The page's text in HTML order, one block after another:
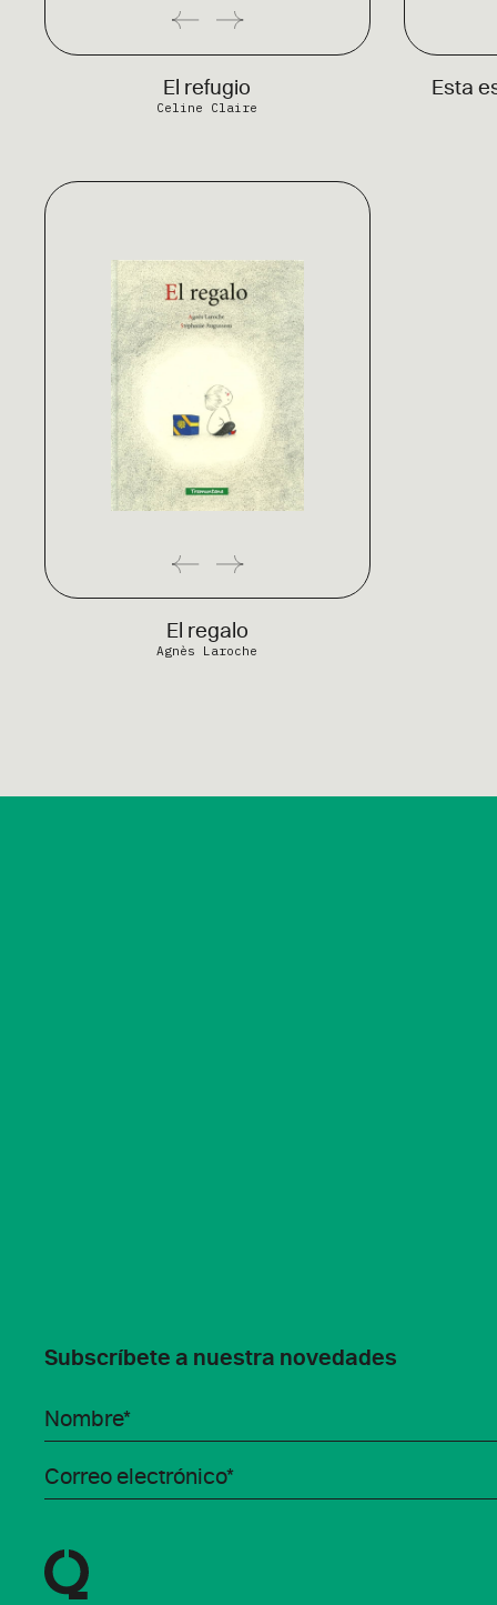
El refugio
Celine Claire
Esta
El regalo
Agnès Laroche
Subscríbete a nuestra novedades